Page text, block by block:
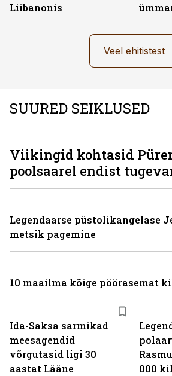
Liibanonis
Veel ehitistest
SUURED SEIKLUSED
Ida-Saksa sarmikad
meesagendid
võrgutasid ligi 30
aastat Lääne
000
Viikingid kohtasid
poolsaarel endist
Legendaarse püstolikangelase
metsik pagemine
10 maailma kõige pöörasemat